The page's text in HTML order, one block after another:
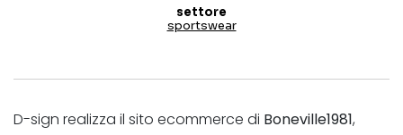
settore
sportswear
D-sign realizza il sito ecommerce di Boneville1981,